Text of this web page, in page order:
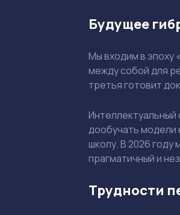
Будущее
Мы входим в эпоху
между собой для
третья готовит
Интеллектуальный
дообучать модели
школу. В 2026
прагматичный и
Трудности